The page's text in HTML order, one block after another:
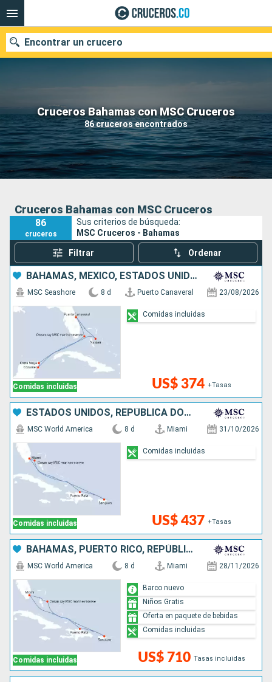
Cruceros Bahamas con MSC Cruceros
86 cruceros encontrados
Encontrar un crucero
Fecha de salida
Buscar
Cruceros Bahamas con MSC Cruceros
86
cruceros
Sus criterios de búsqueda:
MSC Cruceros - Bahamas
Filtrar Ordenar
BAHAMAS, MÉXICO, ESTADOS UNIDOS
Comidas incluidas
MSC Seashore 8 d Puerto Canaveral 23/08/2026
US$ 374 +Tasas
Comidas incluidas
ESTADOS UNIDOS, REPÚBLICA DOMINICANA, PUERTO RICO, BAHAMAS
Comidas incluidas
MSC World America 8 d Miami 31/10/2026
US$ 437 +Tasas
Comidas incluidas
BAHAMAS, PUERTO RICO, REPÚBLICA DOMINICANA, ESTADOS UNIDOS
Comidas incluidas
MSC World America 8 d Miami 28/11/2026
US$ 710 Tasas incluidas
Barco nuevo
Niños Gratis
Oferta en paquete de bebidas
Comidas incluidas